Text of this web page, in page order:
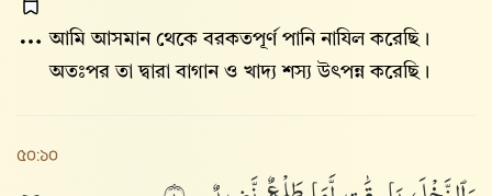
আমি আসমান থেকে বরকতপূর্ণ পানি নাযিল করেছি।
অতঃপর তা দ্বারা বাগান ও খাদ্য শস্য উৎপন্ন করেছি।
৫০:১০